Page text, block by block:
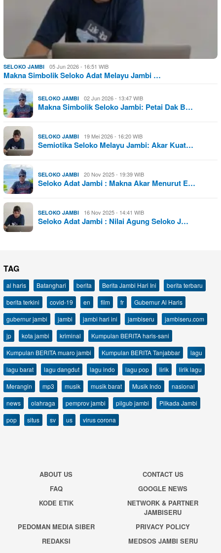
SELOKO JAMBI 05 Jun 2026 - 16:51 WIB
Makna Simbolik Seloko Adat Melayu Jambi …
SELOKO JAMBI 02 Jun 2026 - 13:47 WIB
Makna Simbolik Seloko Jambi: Petai Dak B…
SELOKO JAMBI 19 Mei 2026 - 16:20 WIB
Semiotika Seloko Melayu Jambi: Akar Kuat…
SELOKO JAMBI 20 Nov 2025 - 19:39 WIB
Seloko Adat Jambi : Makna Akar Menurut E…
SELOKO JAMBI 16 Nov 2025 - 14:41 WIB
Seloko Adat Jambi : Nilai Agung Seloko J…
TAG
al haris Batanghari berita Berita Jambi Hari Ini
berita terbaru
berita terkini
covid-19 en film fr
Gubernur Al Haris
gubernur jambi
jambi jambi hari ini jambiseru
jambiseru.com
jp
kota jambi kriminal
Kumpulan BERITA haris-sani
Kumpulan BERITA muaro jambi
Kumpulan BERITA Tanjabbar
lagu
lagu barat
lagu dangdut lagu indo lagu pop lirik
lirik lagu
Merangin
mp3 musik musik barat Musik Indo
nasional
news
olahraga pemprov jambi pilgub jambi
Pilkada Jambi
pop
situs sv us virus corona
ABOUT US
CONTACT US
FAQ
GOOGLE NEWS
KODE ETIK
NETWORK & PARTNER
JAMBISERU
PEDOMAN MEDIA SIBER
PRIVACY POLICY
REDAKSI
MEDSOS JAMBI SERU